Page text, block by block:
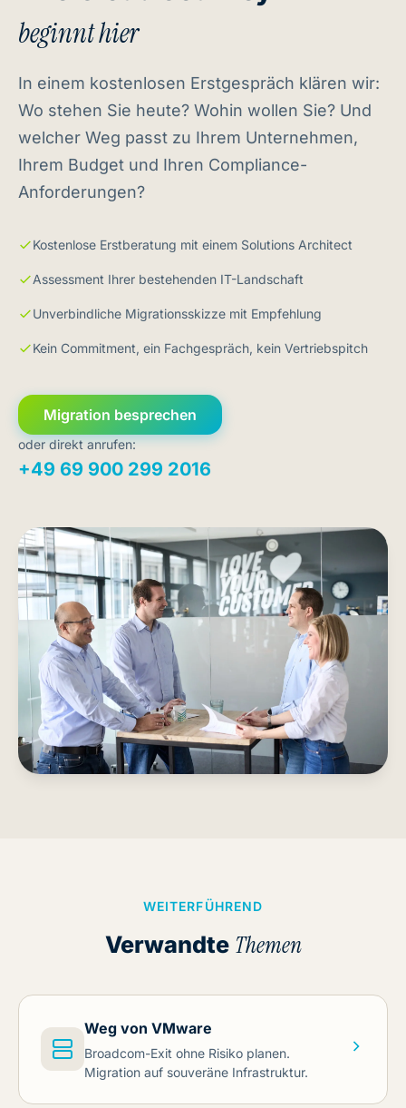
beginnt hier
In einem kostenlosen Erstgespräch klären wir:
Wo stehen Sie heute? Wohin wollen Sie? Und
welcher Weg passt zu Ihrem Unternehmen,
Ihrem Budget und Ihren Compliance-
Anforderungen?
Kostenlose Erstberatung mit einem Solutions Architect
Assessment Ihrer bestehenden IT-Landschaft
Unverbindliche Migrationsskizze mit Empfehlung
Kein Commitment, ein Fachgespräch, kein Vertriebspitch
Migration besprechen
oder direkt anrufen:
+49 69 900 299 2016
WEITERFÜHREND
Verwandte Themen
Weg von VMware
Broadcom-Exit ohne Risiko planen.
Migration auf souveräne Infrastruktur.